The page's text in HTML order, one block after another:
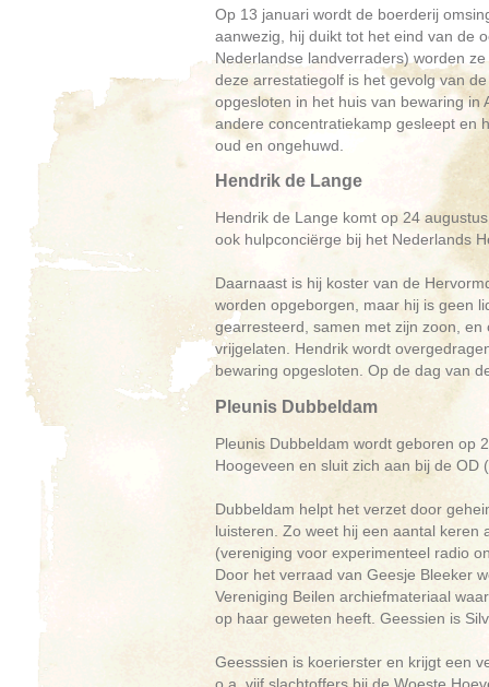
Op 13 januari wordt de boerderij
aanwezig, hij duikt tot het eind van de
Nederlandse landverraders) worden
deze arrestatiegolf is het gevolg van
opgesloten in het huis van bewaring
andere concentratiekamp gesleept en
oud en ongehuwd.
Hendrik de Lange
Hendrik de Lange komt op 24
ook hulpconciërge bij het Nederlands
Daarnaast is hij koster van de
worden opgeborgen, maar hij is geen
gearresteerd, samen met zijn zoon,
vrijgelaten. Hendrik wordt
bewaring opgesloten. Op de dag van
Pleunis Dubbeldam
Pleunis Dubbeldam wordt geboren op
Hoogeveen en sluit zich aan bij de
Dubbeldam helpt het verzet door
luisteren. Zo weet hij een aantal keren
(vereniging voor experimenteel radio
Door het verraad van Geesje Bleeker
Vereniging Beilen archiefmateriaal
op haar geweten heeft. Geessien is
Geesssien is koerierster en krijgt een